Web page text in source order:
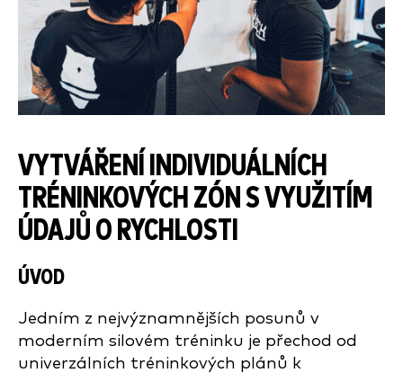
VYTVÁŘENÍ INDIVIDUÁLNÍCH
TRÉNINKOVÝCH ZÓN S VYUŽITÍM
ÚDAJŮ O RYCHLOSTI
ÚVOD
Jedním z nejvýznamnějších posunů v
moderním silovém tréninku je přechod od
univerzálních tréninkových plánů k